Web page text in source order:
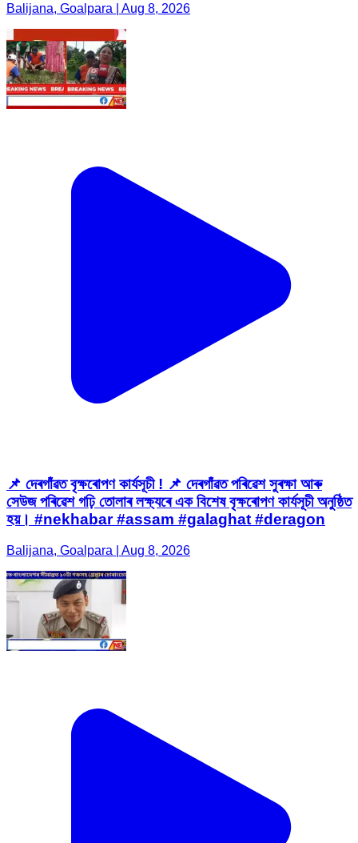
Balijana, Goalpara | Aug 8, 2026
📌 দেৰগাঁৱত বৃক্ষৰোপণ কাৰ্যসূচী ! 📌 দেৰগাঁৱত পৰিৱেশ সুৰক্ষা আৰু
সেউজ পৰিৱেশ গঢ়ি তোলাৰ লক্ষ্যৰে এক বিশেষ বৃক্ষৰোপণ কাৰ্যসূচী অনুষ্ঠিত
হয়। #nekhabar #assam #galaghat #deragon
Balijana, Goalpara | Aug 8, 2026